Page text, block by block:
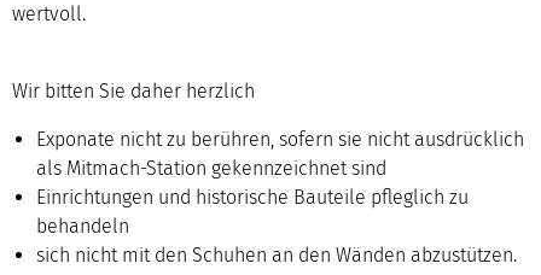
wertvoll.
Wir bitten Sie daher herzlich
Exponate nicht zu berühren, sofern sie nicht ausdrücklich
als Mitmach-Station gekennzeichnet sind
Einrichtungen und historische Bauteile pfleglich zu
behandeln
sich nicht mit den Schuhen an den Wänden abzustützen.